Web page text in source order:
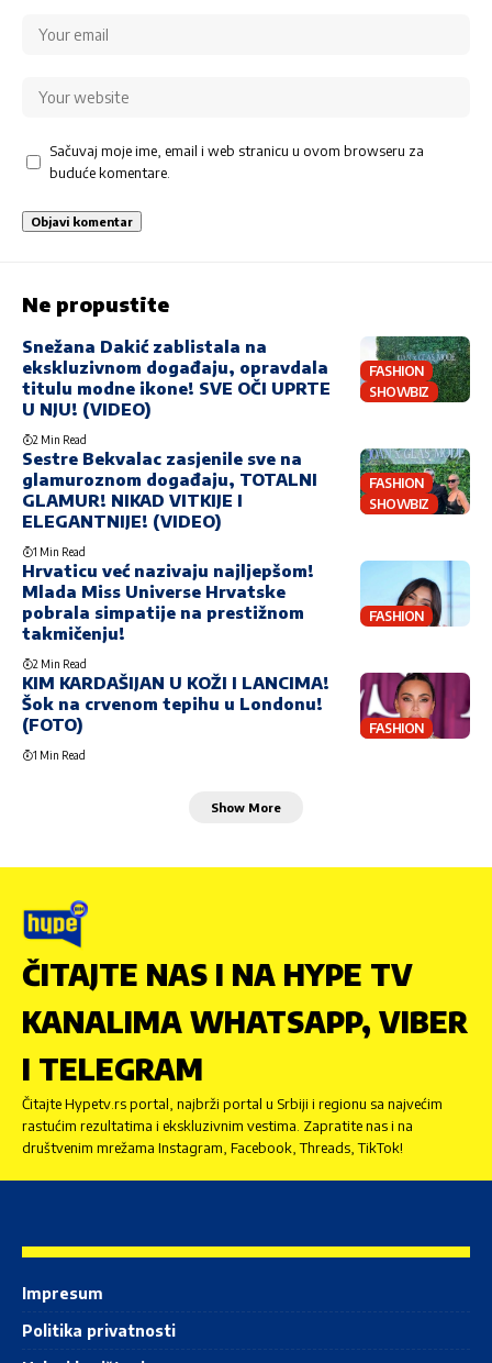
Sačuvaj moje ime, email i web stranicu u ovom browseru za
buduće komentare.
Ne propustite
FASHION
SHOWBIZ
Snežana Dakić zablistala na
ekskluzivnom događaju, opravdala
titulu modne ikone! SVE OČI UPRTE
U NJU! (VIDEO)
2 Min Read
FASHION
SHOWBIZ
Sestre Bekvalac zasjenile sve na
glamuroznom događaju, TOTALNI
GLAMUR! NIKAD VITKIJE I
ELEGANTNIJE! (VIDEO)
1 Min Read
FASHION
Hrvaticu već nazivaju najljepšom!
Mlada Miss Universe Hrvatske
pobrala simpatije na prestižnom
takmičenju!
2 Min Read
FASHION
KIM KARDAŠIJAN U KOŽI I LANCIMA!
Šok na crvenom tepihu u Londonu!
(FOTO)
1 Min Read
Show More
ČITAJTE NAS I NA HYPE TV
KANALIMA WHATSAPP, VIBER
I TELEGRAM
Čitajte Hypetv.rs portal, najbrži portal u Srbiji i regionu sa najvećim
rastućim rezultatima i ekskluzivnim vestima. Zapratite nas i na
društvenim mrežama Instagram, Facebook, Threads, TikTok!
Impresum
Politika privatnosti